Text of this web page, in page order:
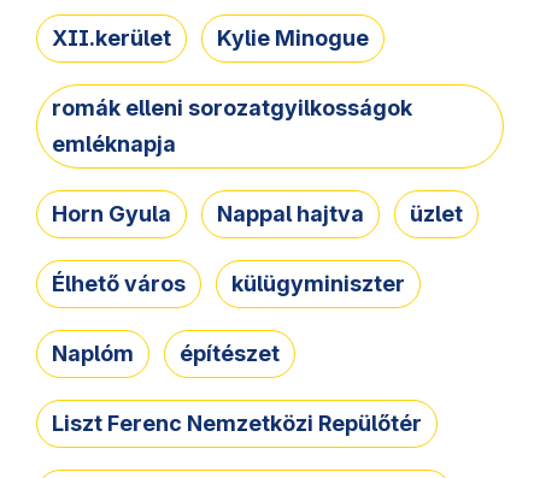
XII.kerület Kylie Minogue
romák elleni sorozatgyilkosságok
emléknapja
Horn Gyula Nappal hajtva üzlet
Élhető város külügyminiszter
Naplóm építészet
Liszt Ferenc Nemzetközi Repülőtér